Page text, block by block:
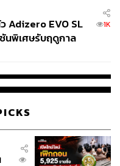
Adizero EVO SL
นพิเศษรับฤดูกาล
1K